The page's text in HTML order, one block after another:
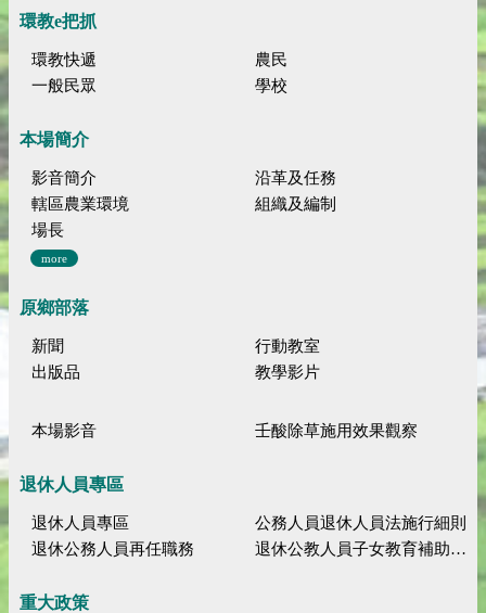
環教e把抓
環教快遞
農民
一般民眾
學校
本場簡介
影音簡介
沿革及任務
轄區農業環境
組織及編制
場長
more
原鄉部落
新聞
行動教室
出版品
教學影片
本場影音 壬酸除草施用效果觀察
退休人員專區
退休人員專區
公務人員退休人員法施行細則
退休公務人員再任職務
退休公教人員子女教育補助規定
重大政策